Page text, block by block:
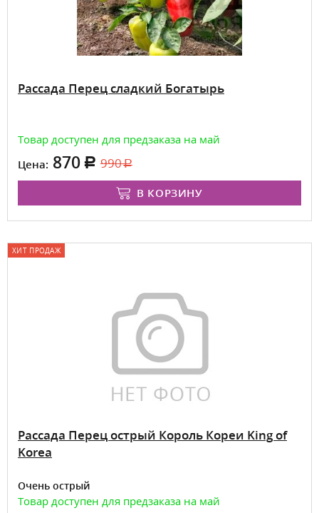
Рассада Перец сладкий Богатырь
Товар доступен для предзаказа на май
Цена: 870 990
В КОРЗИНУ
ХИТ ПРОДАЖ
Рассада Перец острый Король Кореи King of
Korea
Очень острый
Товар доступен для предзаказа на май